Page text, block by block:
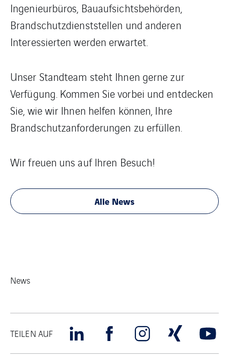
Ingenieurbüros, Bauaufsichtsbehörden,
Brandschutzdienststellen und anderen
Interessierten werden erwartet.
Unser Standteam steht Ihnen gerne zur
Verfügung. Kommen Sie vorbei und entdecken
Sie, wie wir Ihnen helfen können, Ihre
Brandschutzanforderungen zu erfüllen.
Wir freuen uns auf Ihren Besuch!
Alle News
News
TEILEN AUF